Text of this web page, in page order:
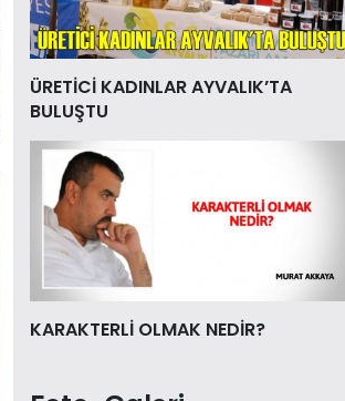
ÜRETİCİ KADINLAR AYVALIK’TA
BULUŞTU
KARAKTERLİ OLMAK NEDİR?